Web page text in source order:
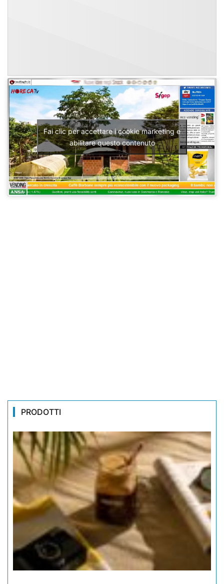
Fai clic per accettare i cookie marketing e
abilitare questo contenuto
PRODOTTI